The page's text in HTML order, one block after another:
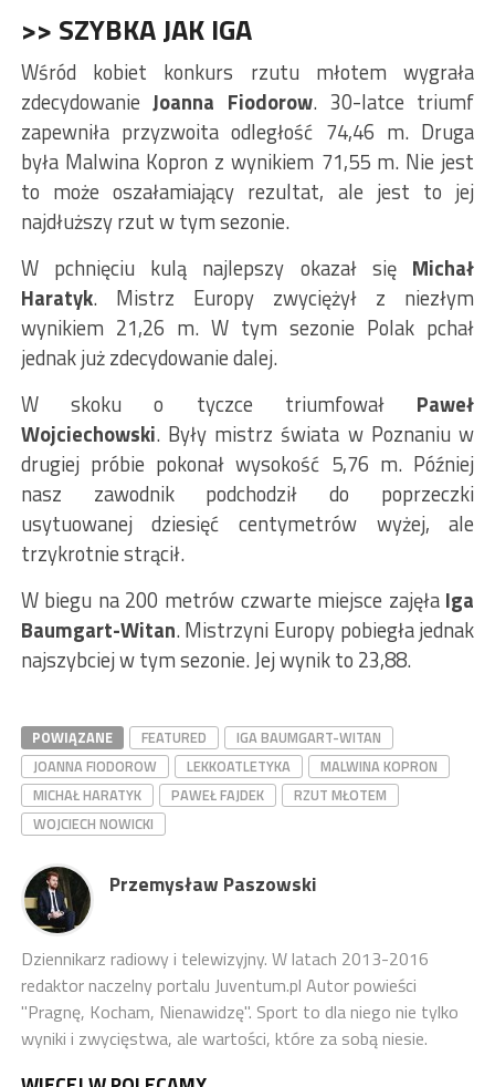
>> SZYBKA JAK IGA
Wśród kobiet konkurs rzutu młotem wygrała
zdecydowanieJoanna Fiodorow. 30-latce triumf
zapewniła przyzwoita odległość 74,46 m. Druga
była Malwina Kopron z wynikiem 71,55 m. Nie jest
to może oszałamiający rezultat, ale jest to jej
najdłuższy rzut w tym sezonie.
W pchnięciu kulą najlepszy okazał się Michał
Haratyk. Mistrz Europy zwyciężył z niezłym
wynikiem 21,26 m. W tym sezonie Polak pchał
jednak już zdecydowanie dalej.
W skoku o tyczce triumfował Paweł
Wojciechowski. Były mistrz świata w Poznaniu w
drugiej próbie pokonał wysokość 5,76 m. Później
nasz zawodnik podchodził do poprzeczki
usytuowanej dziesięć centymetrów wyżej, ale
trzykrotnie strącił.
W biegu na 200 metrów czwarte miejsce zajęłaIga
Baumgart-Witan. Mistrzyni Europy pobiegła jednak
najszybciej w tym sezonie. Jej wynik to 23,88.
POWIĄZANE FEATURED
IGA BAUMGART-WITAN
JOANNA FIODOROW
LEKKOATLETYKA
MALWINA KOPRON
MICHAŁ HARATYK
PAWEŁ FAJDEK
RZUT MŁOTEM
WOJCIECH NOWICKI
Przemysław Paszowski
Dziennikarz radiowy i telewizyjny. W latach 2013-2016
redaktor naczelny portalu Juventum.pl Autor powieści
"Pragnę, Kocham, Nienawidzę". Sport to dla niego nie tylko
wyniki i zwycięstwa, ale wartości, które za sobą niesie.